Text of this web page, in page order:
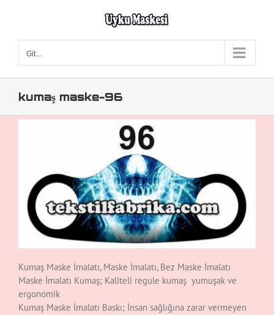
Git...
kumaş maske-96
Kumaş Maske İmalatı, Maske İmalatı, Bez Maske İmalatı
Maske İmalatı Kumaş; Kaliteli regule kumaş yumuşak ve
ergonomik
Kumaş Maske İmalatı Baskı; İnsan sağlığına zarar vermeyen